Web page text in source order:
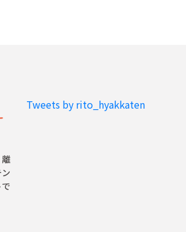
Tweets by rito_hyakkaten